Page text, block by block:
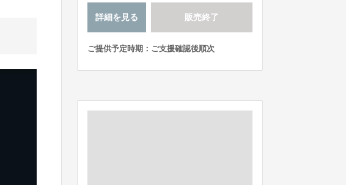
詳細を見る 販売終了
ご提供予定時期：ご支援確認後順次